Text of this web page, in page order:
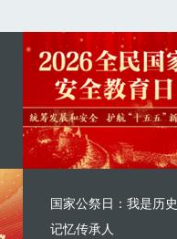
国家公祭日：我是历史
记忆传承人